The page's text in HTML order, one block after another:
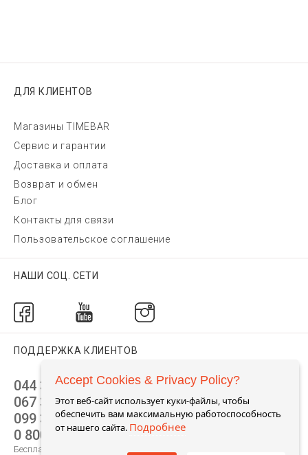
ДЛЯ КЛИЕНТОВ
Магазины TIMEBAR
Сервис и гарантии
Доставка и оплата
Возврат и обмен
Блог
Контакты для связи
Пользовательское соглашение
НАШИ СОЦ. СЕТИ
ПОДДЕРЖКА КЛИЕНТОВ
044 392 44 45
067 344 14 44 (viber)
099 399 23 80
0 800 305 805
Бесплатно по Украине
Accept Cookies & Privacy Policy?
Этот веб-сайт использует куки-файлы, чтобы
обеспечить вам максимальную работоспособность
от нашего сайта. Подробнее